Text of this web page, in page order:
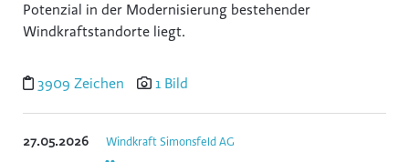
Kontakt
Potenzial in der Modernisierung bestehender
Windkraftstandorte liegt.
3909 Zeichen 1 Bild
27.05.2026 Windkraft Simonsfeld AG